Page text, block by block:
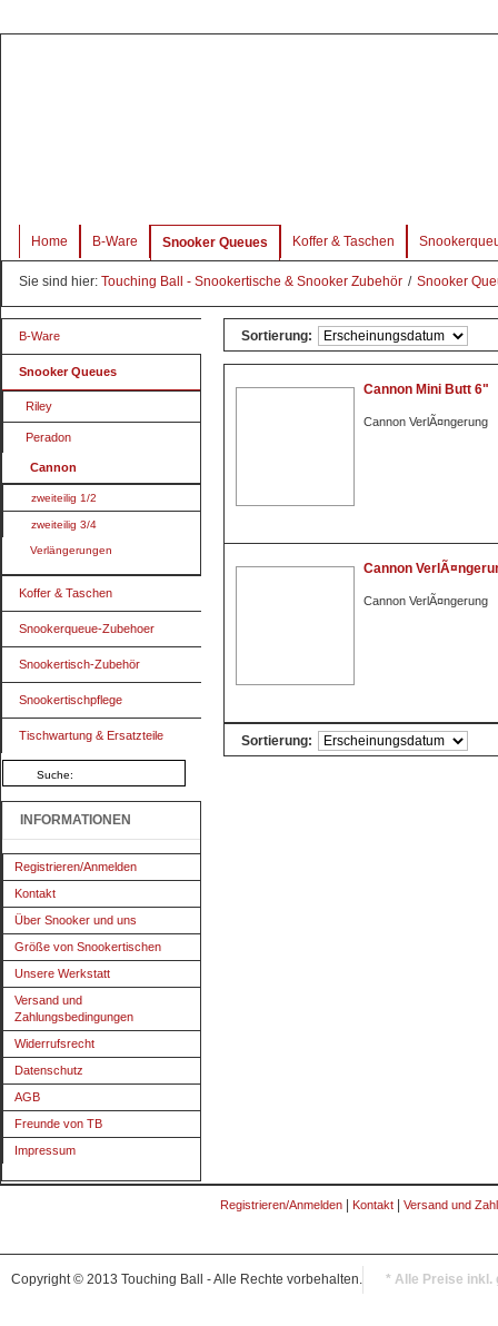
Home B-Ware Snooker Queues Koffer & Taschen
Sie sind hier: Touching Ball - Snookertische & Snooker Zubehör / Snooker
B-Ware
Snooker Queues
Riley
Peradon
Cannon
zweiteilig 1/2
zweiteilig 3/4
Verlängerungen
Koffer & Taschen
Snookerqueue-Zubehoer
Snookertisch-Zubehör
Snookertischpflege
Tischwartung & Ersatzteile
INFORMATIONEN
Registrieren/Anmelden
Kontakt
Über Snooker und uns
Größe von Snookertischen
Unsere Werkstatt
Versand und
Zahlungsbedingungen
Widerrufsrecht
Datenschutz
AGB
Freunde von TB
Impressum
Sortierung:
Cannon Mini Butt 6"
Cannon VerlÃ¤ngerung
Cannon
Cannon VerlÃ¤ngerung
Sortierung:
Registrieren/Anmelden Kontakt Versand und
Copyright © 2013 Touching Ball - Alle Rechte vorbehalten. * Alle Preise inkl.